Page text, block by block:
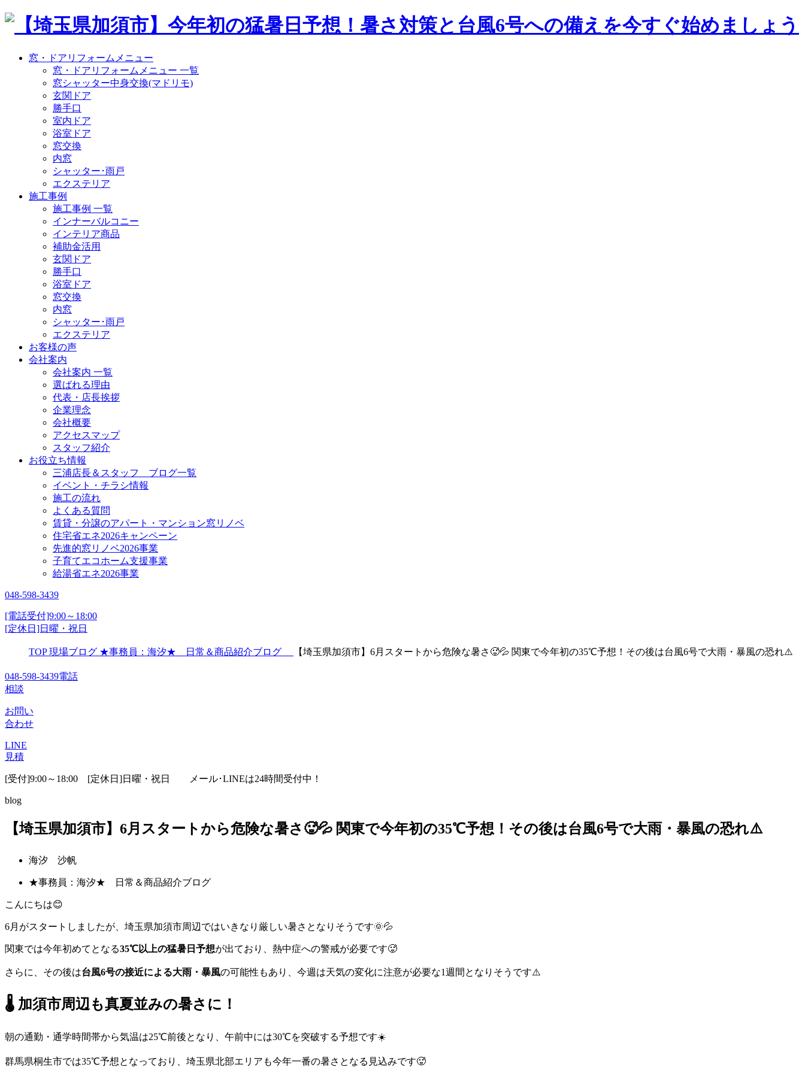
窓・ドアリフォームメニュー
窓・ドアリフォームメニュー 一覧
窓シャッター中身交換(マドリモ)
玄関ドア
勝手口
室内ドア
浴室ドア
窓交換
内窓
シャッター･雨戸
エクステリア
施工事例
施工事例 一覧
インナーバルコニー
インテリア商品
補助金活用
玄関ドア
勝手口
浴室ドア
窓交換
内窓
シャッター･雨戸
エクステリア
お客様の声
会社案内
会社案内 一覧
選ばれる理由
代表・店長挨拶
企業理念
会社概要
アクセスマップ
スタッフ紹介
お役立ち情報
三浦店長＆スタッフ ブログ一覧
イベント・チラシ情報
施工の流れ
よくある質問
賃貸・分譲のアパート・マンション窓リノベ
住宅省エネ2026キャンペーン
先進的窓リノベ2026事業
子育てエコホーム支援事業
給湯省エネ2026事業
048-598-3439
[電話受付]9:00～18:00
[定休日]日曜・祝日
TOP 現場ブログ ★事務員：海汐★ 日常＆商品紹介ブログ 【埼玉県加須市】6月スタートから危険な暑さ🥵💦 関東で今年初の35℃予想！その後は台風6号で大雨・暴風の恐れ⚠️
048-598-3439電話
相談
お問い
合わせ
LINE
見積
[受付]9:00～18:00 [定休日]日曜・祝日 メール･LINEは24時間受付中！
blog
【埼玉県加須市】6月スタートから危険な暑さ🥵💦 関東で今年初の35℃予想！その後は台風6号で大雨・暴風の恐れ⚠️
海汐 沙帆
★事務員：海汐★ 日常＆商品紹介ブログ
こんにちは😊
6月がスタートしましたが、埼玉県加須市周辺ではいきなり厳しい暑さとなりそうです🌞💦
関東では今年初めてとなる35℃以上の猛暑日予想が出ており、熱中症への警戒が必要です🥵
さらに、その後は台風6号の接近による大雨・暴風の可能性もあり、今週は天気の変化に注意が必要な1週間となりそうです⚠️
🌡️ 加須市周辺も真夏並みの暑さに！
朝の通勤・通学時間帯から気温は25℃前後となり、午前中には30℃を突破する予想です☀️
群馬県桐生市では35℃予想となっており、埼玉県北部エリアも今年一番の暑さとなる見込みです🥵